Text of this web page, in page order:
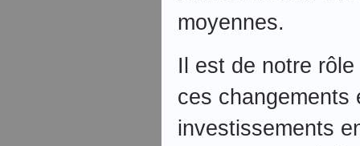
moyennes.
Il est de notre
ces changements
investissements